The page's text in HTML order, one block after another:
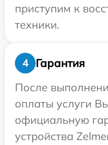
приступим к
техники.
4
Гарантия
После
оплаты услуги
официальную
устройства